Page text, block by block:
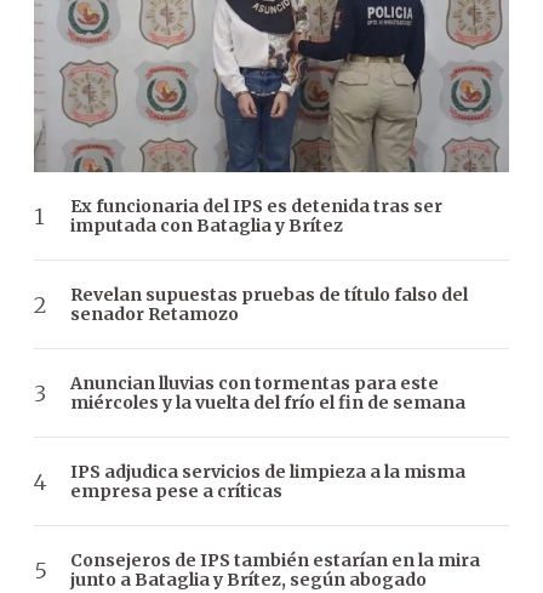
Ex funcionaria del IPS es detenida tras ser
imputada con Bataglia y Brítez
Revelan supuestas pruebas de título falso del
senador Retamozo
Anuncian lluvias con tormentas para este
miércoles y la vuelta del frío el fin de semana
IPS adjudica servicios de limpieza a la misma
empresa pese a críticas
Consejeros de IPS también estarían en la mira
junto a Bataglia y Brítez, según abogado